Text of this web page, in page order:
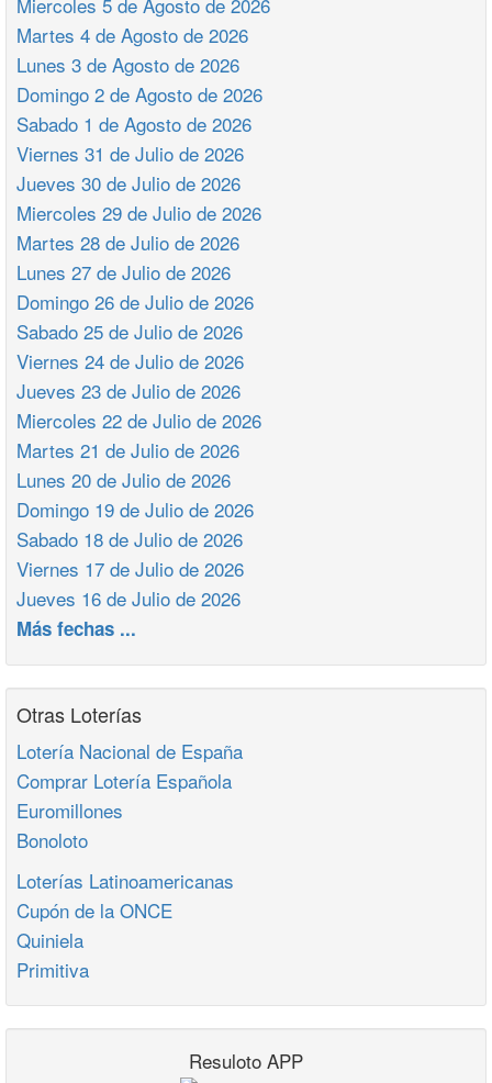
Martes 4 de Agosto de 2026
Lunes 3 de Agosto de 2026
Domingo 2 de Agosto de 2026
Sabado 1 de Agosto de 2026
Viernes 31 de Julio de 2026
Jueves 30 de Julio de 2026
Miercoles 29 de Julio de 2026
Martes 28 de Julio de 2026
Lunes 27 de Julio de 2026
Domingo 26 de Julio de 2026
Sabado 25 de Julio de 2026
Viernes 24 de Julio de 2026
Jueves 23 de Julio de 2026
Miercoles 22 de Julio de 2026
Martes 21 de Julio de 2026
Lunes 20 de Julio de 2026
Domingo 19 de Julio de 2026
Sabado 18 de Julio de 2026
Viernes 17 de Julio de 2026
Jueves 16 de Julio de 2026
Más fechas ...
Otras Loterías
Lotería Nacional de España
Comprar Lotería Española
Euromillones
Bonoloto
Loterías Latinoamericanas
Cupón de la ONCE
Quiniela
Primitiva
Resuloto APP